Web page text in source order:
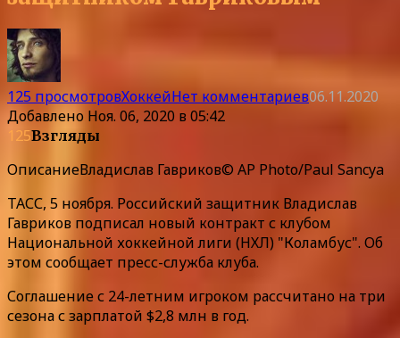
125 просмотровХоккейНет комментариев06.11.2020
Добавлено Ноя. 06, 2020 в 05:42
125Взгляды
ОписаниеВладислав Гавриков© AP Photo/Paul Sancya
ТАСС, 5 ноября. Российский защитник Владислав
Гавриков подписал новый контракт с клубом
Национальной хоккейной лиги (НХЛ) "Коламбус". Об
этом сообщает пресс-служба клуба.
Соглашение с 24-летним игроком рассчитано на три
сезона с зарплатой $2,8 млн в год.